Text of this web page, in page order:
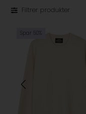
Filtrer produkter
Spar 50%